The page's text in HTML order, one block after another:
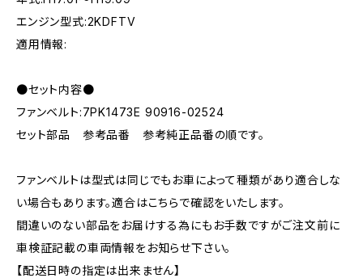
エンジン型式:2KDFTV
適用情報:
●セット内容●
ファンベルト:7PK1473E 90916-02524
セット部品 参考品番 参考純正品番の順です。
ファンベルトは型式は同じでもお車によって種類があり適合しな
い場合もあります。適合はこちらで確認をいたします。
間違いのない部品をお届けする為にもお手数ですがご注文前に
車検証記載の車両情報をお知らせ下さい。
【配送日時の指定は出来ません】